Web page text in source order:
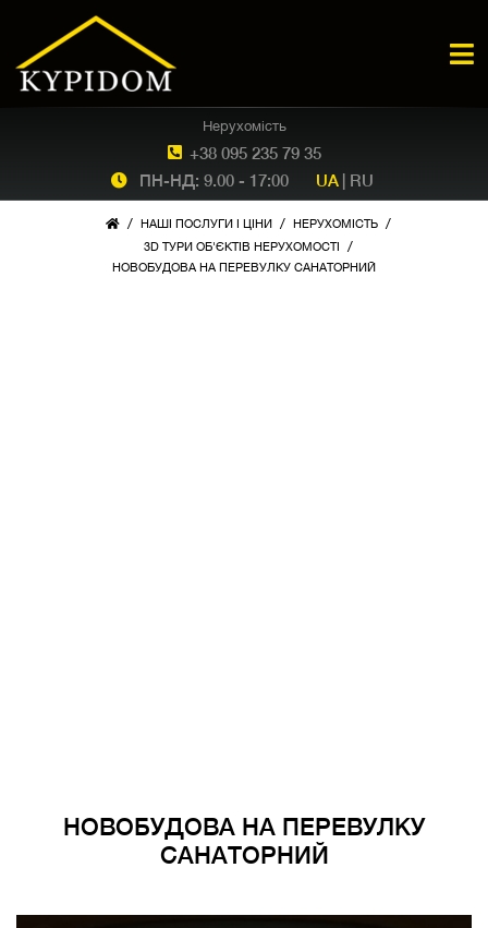
+38 095 235 79 35
Нерухомість
ПН-НД: 9.00 - 17:00 UA | RU
/ НАШІ ПОСЛУГИ І ЦІНИ / НЕРУХОМІСТЬ /
3D ТУРИ ОБ'ЄКТІВ НЕРУХОМОСТІ /
НОВОБУДОВА НА ПЕРЕВУЛКУ САНАТОРНИЙ
НОВОБУДОВА НА ПЕРЕВУЛКУ
САНАТОРНИЙ